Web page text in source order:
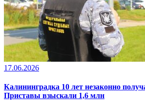
17.06.2026
Калининградка 10 лет незаконно
Приставы взыскали 1,6 млн